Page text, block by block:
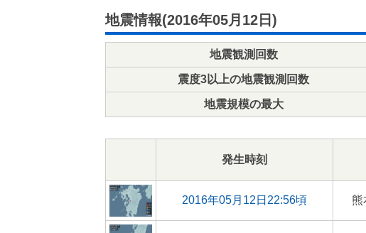
地震情報(2016年05月12日)
地震観測回数
震度3以上の地震観測回数
地震規模の最大
発生時刻
2016年05月12日22:56頃 熊